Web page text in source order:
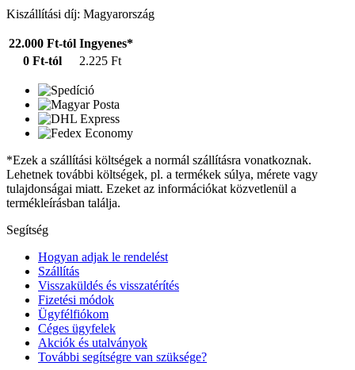
Kiszállítási díj: Magyarország
22.000 Ft-tól Ingyenes*
0 Ft-tól
2.225 Ft
*Ezek a szállítási költségek a normál szállításra vonatkoznak.
Lehetnek további költségek, pl. a termékek súlya, mérete vagy
tulajdonságai miatt. Ezeket az információkat közvetlenül a
termékleírásban találja.
Segítség
Hogyan adjak le rendelést
Szállítás
Visszaküldés és visszatérítés
Fizetési módok
Ügyfélfiókom
Céges ügyfelek
Akciók és utalványok
További segítségre van szüksége?